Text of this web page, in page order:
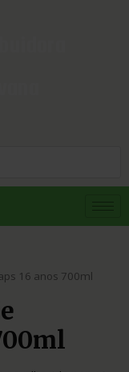
16 anos 700ml